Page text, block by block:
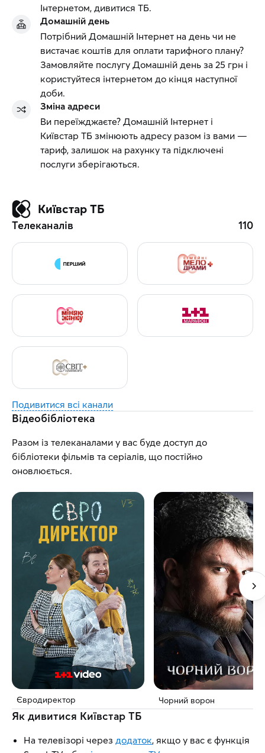
Інтернетом, дивитися ТБ.
Домашній день
Потрібний Домашній Інтернет на день чи не
вистачає коштів для оплати тарифного плану?
Замовляйте послугу Домашній день за 25 грн і
користуйтеся інтернетом до кінця наступної
доби.
Зміна адреси
Ви переїжджаєте? Домашній Інтернет і
Київстар ТБ змінюють адресу разом із вами —
тариф, залишок на рахунку та підключені
послуги зберігаються.
Київстар ТБ
Телеканалів 110
Подивитися всі канали
Відеобібліотека
Разом із телеканалами у вас буде доступ до
бібліотеки фільмів та серіалів, що постійно
оновлюється.
Євродиректор Чорний ворон
Як дивитися Київстар ТБ
На телевізорі через додаток, якщо у вас є функція